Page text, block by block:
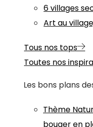
6 villages
Art au
Tous nos tops
Toutes nos
Les bons plans
Thème
bouger en